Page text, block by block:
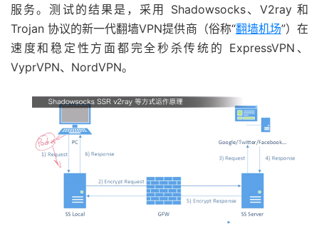
服务。测试的结果是，采用 Shadowsocks、V2ray 和
Trojan 协议的新一代翻墙VPN提供商（俗称“翻墙机场”）在
速度和稳定性方面都完全秒杀传统的 ExpressVPN、
VyprVPN、NordVPN。